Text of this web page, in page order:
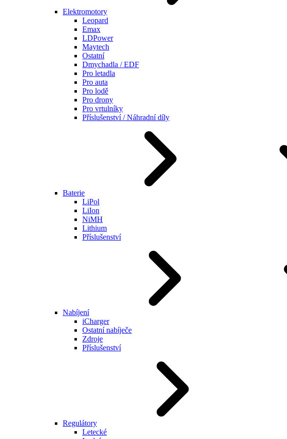
Elektromotory
Leopard
Emax
LDPower
Maytech
Ostatní
Dmychadla / EDF
Pro letadla
Pro auta
Pro lodě
Pro drony
Pro vrtulníky
Příslušenství / Náhradní díly
Baterie
LiPol
LiIon
NiMH
Lithium
Příslušenství
Nabíjení
iCharger
Ostatní nabíječe
Zdroje
Příslušenství
Regulátory
Letecké